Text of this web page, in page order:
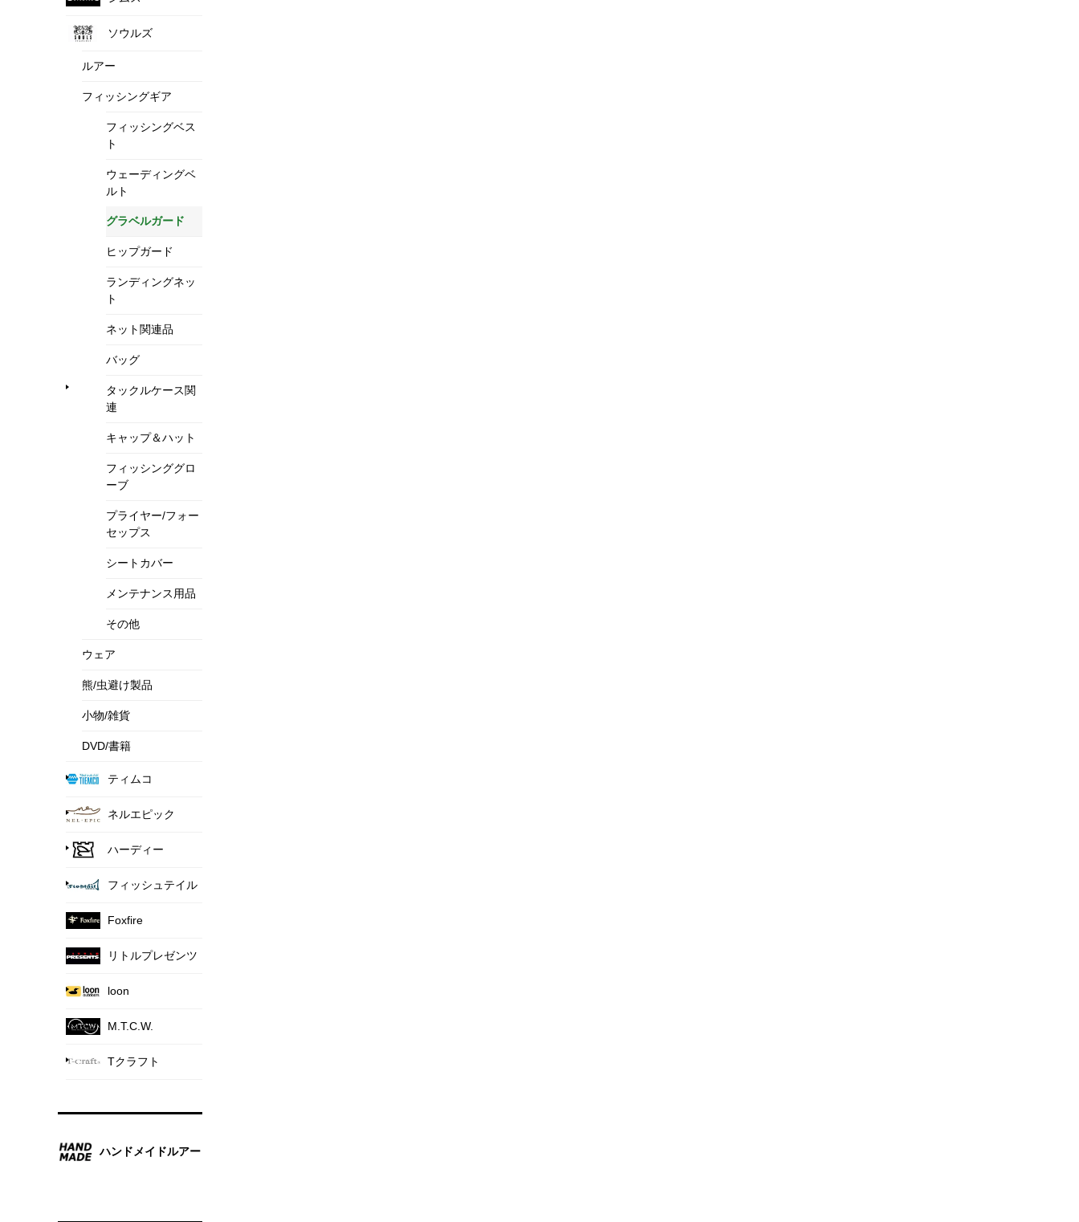
ソウルズ
ルアー
フィッシングギア
フィッシングベス
ト
ウェーディングベ
ルト
グラベルガード
ヒップガード
ランディングネッ
ト
ネット関連品
バッグ
タックルケース関
連
キャップ＆ハット
フィッシンググロ
ーブ
プライヤー/フォー
セップス
シートカバー
メンテナンス用品
その他
ウェア
熊/虫避け製品
小物/雑貨
DVD/書籍
ティムコ
ネルエピック
ハーディー
フィッシュテイル
Foxfire
リトルプレゼンツ
loon
M.T.C.W.
Tクラフト
ハンドメイドルアー